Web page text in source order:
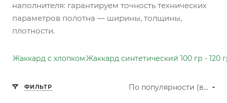
наполнителя: гарантируем точность технических
параметров полотна — ширины, толщины,
плотности.
Жаккард с хлопкомЖаккард синтетический 100 гр - 120
ФИЛЬТР По популярности (возрастание)